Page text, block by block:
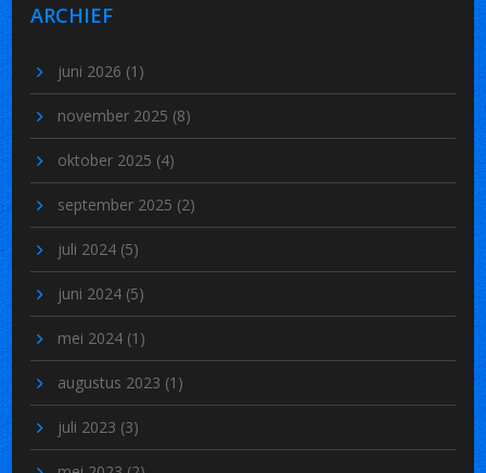
ARCHIEF
juni 2026 (1)
november 2025 (8)
oktober 2025 (4)
september 2025 (2)
juli 2024 (5)
juni 2024 (5)
mei 2024 (1)
augustus 2023 (1)
juli 2023 (3)